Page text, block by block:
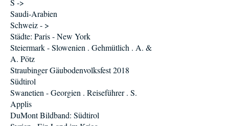
S ->
Saudi-Arabien
Schweiz - >
Städte: Paris - New York
Steiermark - Slowenien . Gehmütlich . A. &
A. Pötz
Straubinger Gäubodenvolksfest 2018
Südtirol
Swanetien - Georgien . Reiseführer . S.
Applis
DuMont Bildband: Südtirol